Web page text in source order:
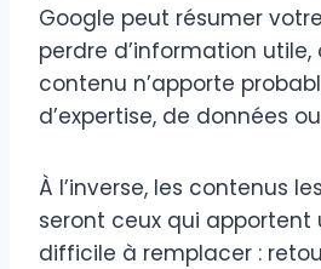
Google peut résumer
perdre d’information utile,
contenu n’apporte
d’expertise, de données
À l’inverse, les contenus
seront ceux qui
difficile à remplacer :